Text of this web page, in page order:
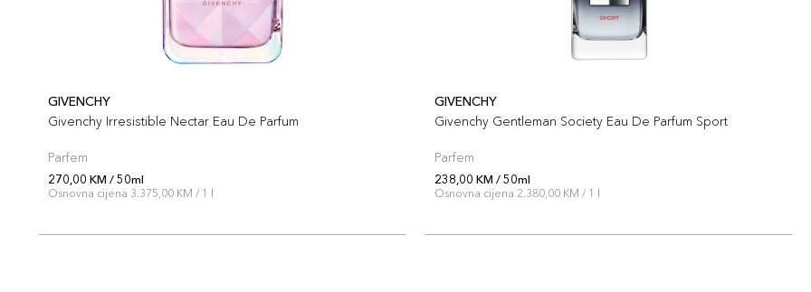
GIVENCHY
Givenchy Irresistible Nectar Eau De Parfum
Parfem
270,00 KM / 50ml
Osnovna cijena 3.375,00 KM / 1 l
GIVENCHY
Givenchy Gentleman Society Eau De Parfum Sport
Parfem
238,00 KM / 50ml
Osnovna cijena 2.380,00 KM / 1 l